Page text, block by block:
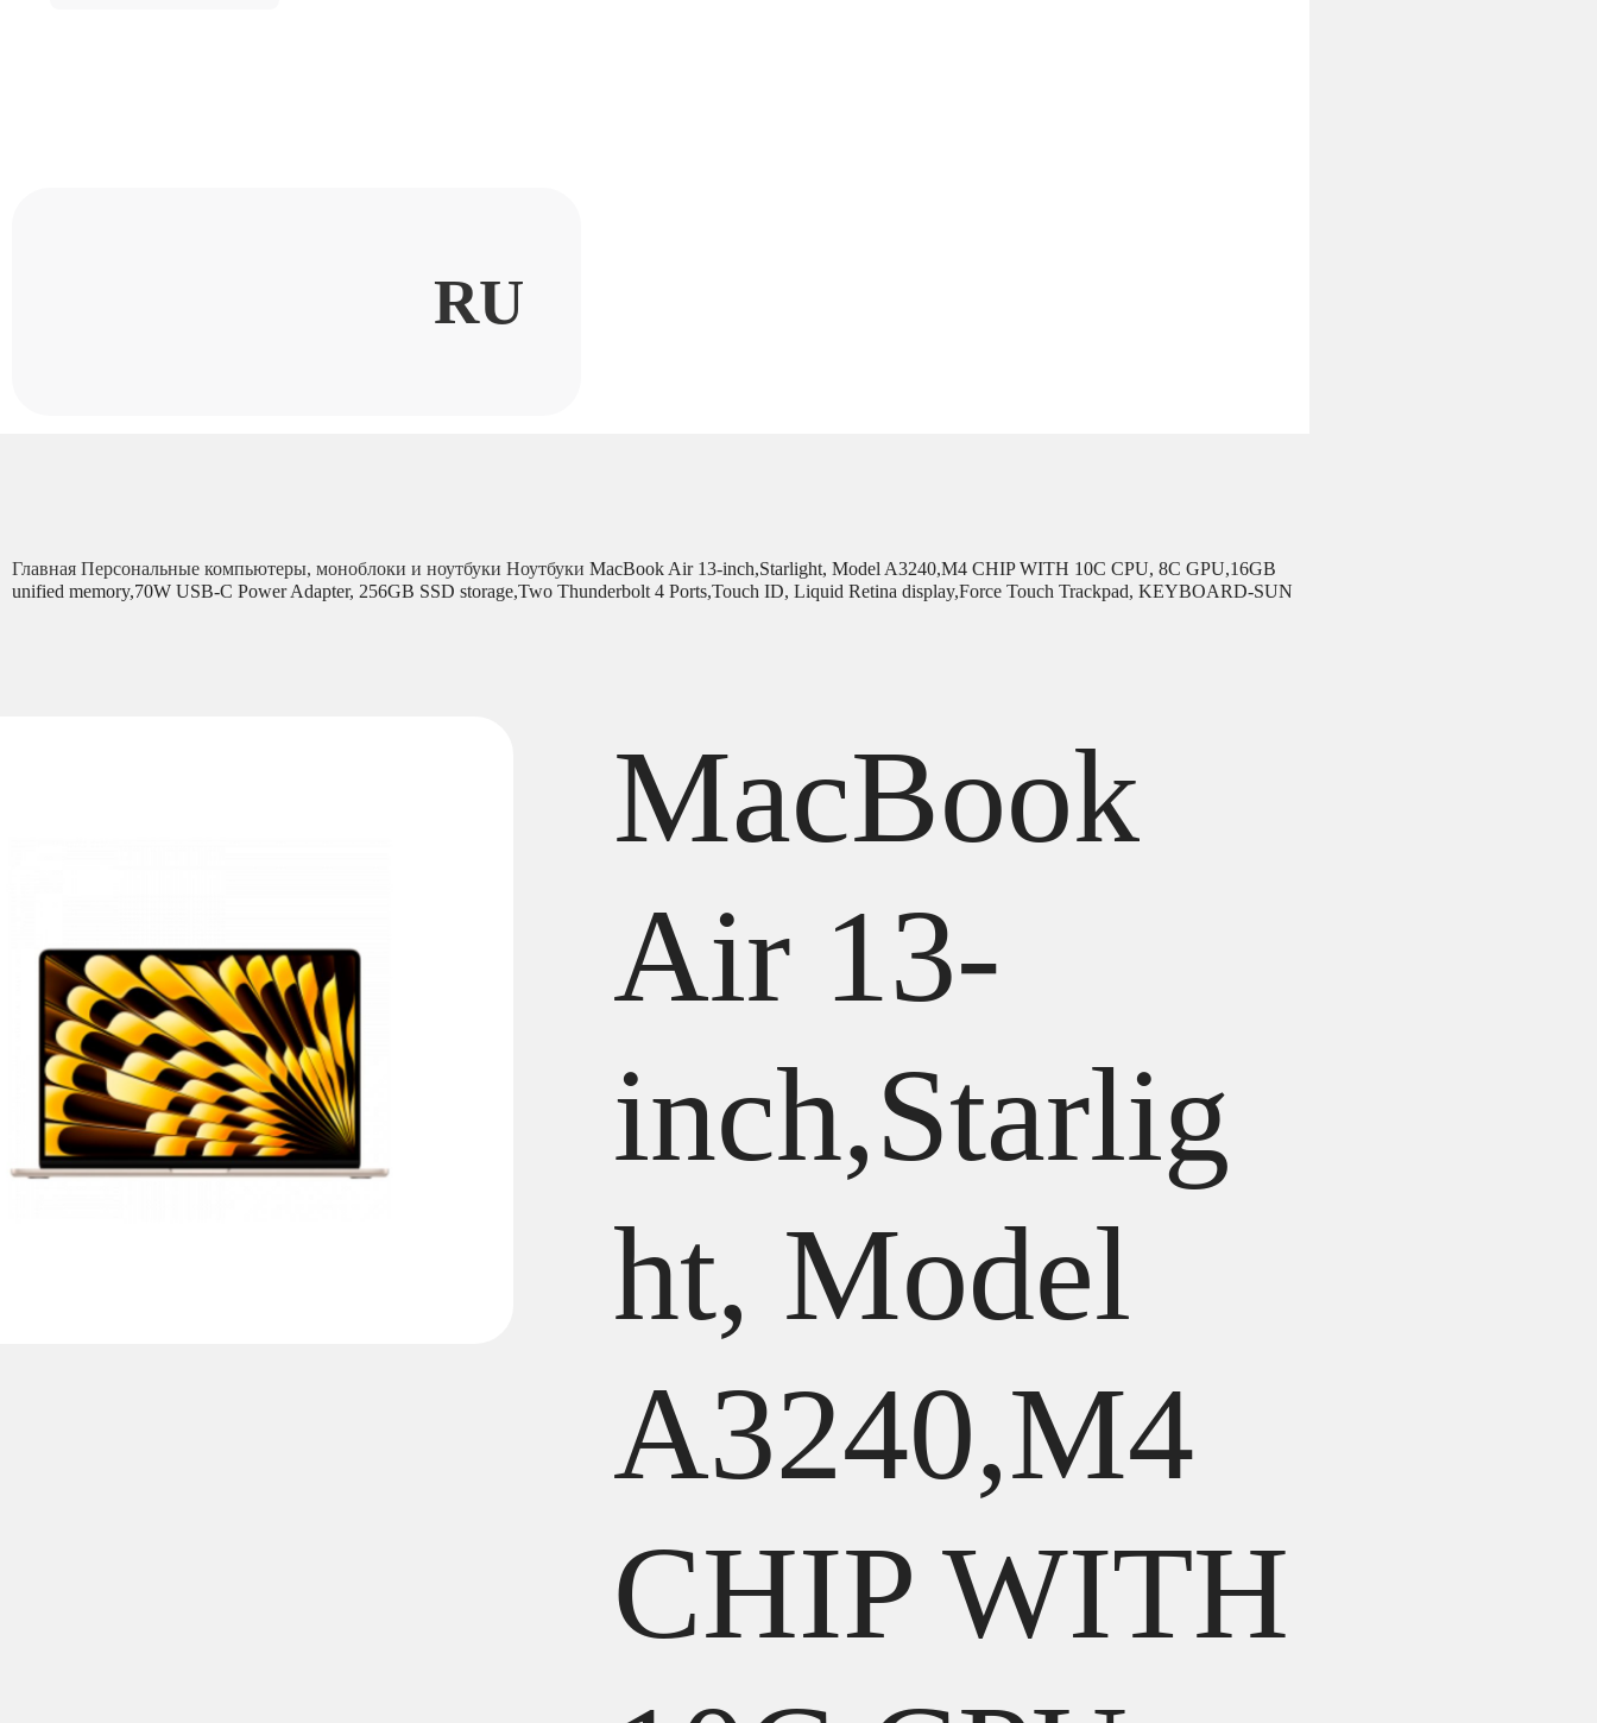
RU
Главная Персональные компьютеры, моноблоки и ноутбуки Ноутбуки MacBook Air 13-inch,Starlight, Model A3240,M4 CHIP WITH 10C CPU, 8C GPU,16GB
unified memory,70W USB-C Power Adapter, 256GB SSD storage,Two Thunderbolt 4 Ports,Touch ID, Liquid Retina display,Force Touch Trackpad, KEYBOARD-SUN
MacBook
Air 13-
inch,Starlig
ht, Model
A3240,M4
CHIP WITH